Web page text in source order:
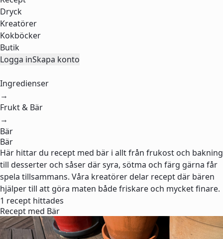
Dryck
Kreatörer
Kokböcker
Butik
Logga inSkapa konto
Ingredienser
→
Frukt & Bär
→
Bär
Bär
Här hittar du recept med bär i allt från frukost och bakning
till desserter och såser där syra, sötma och färg gärna får
spela tillsammans. Våra kreatörer delar recept där bären
hjälper till att göra maten både friskare och mycket finare.
1 recept hittades
Recept med Bär